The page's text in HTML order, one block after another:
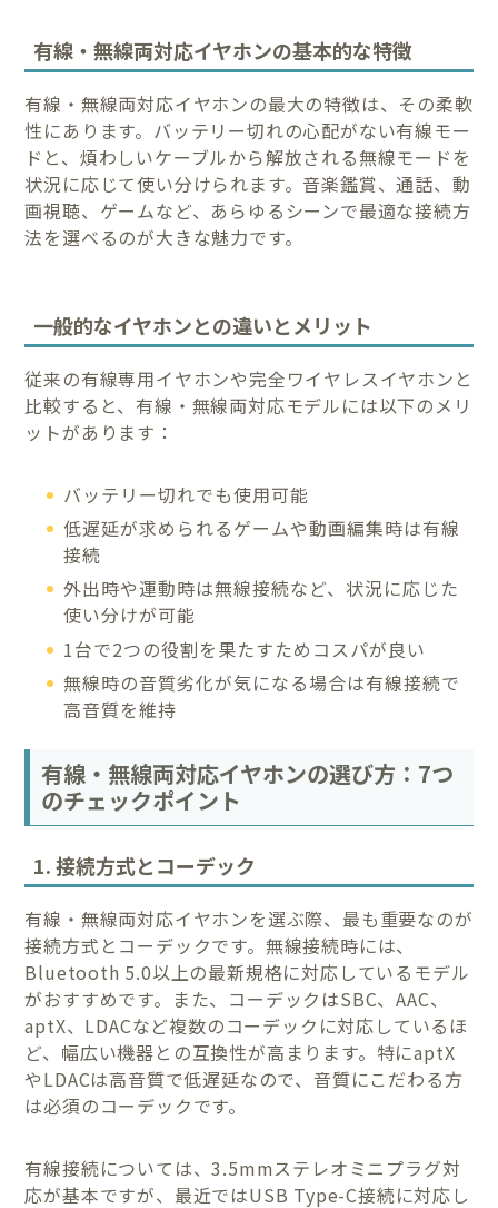
有線・無線両対応イヤホンの基本的な特徴
有線・無線両対応イヤホンの最大の特徴は、その柔軟
性にあります。バッテリー切れの心配がない有線モー
ドと、煩わしいケーブルから解放される無線モードを
状況に応じて使い分けられます。音楽鑑賞、通話、動
画視聴、ゲームなど、あらゆるシーンで最適な接続方
法を選べるのが大きな魅力です。
一般的なイヤホンとの違いとメリット
従来の有線専用イヤホンや完全ワイヤレスイヤホンと
比較すると、有線・無線両対応モデルには以下のメリ
ットがあります：
バッテリー切れでも使用可能
低遅延が求められるゲームや動画編集時は有線
接続
外出時や運動時は無線接続など、状況に応じた
使い分けが可能
1台で2つの役割を果たすためコスパが良い
無線時の音質劣化が気になる場合は有線接続で
高音質を維持
有線・無線両対応イヤホンの選び方：7つ
のチェックポイント
1. 接続方式とコーデック
有線・無線両対応イヤホンを選ぶ際、最も重要なのが
接続方式とコーデックです。無線接続時には、
Bluetooth 5.0以上の最新規格に対応しているモデル
がおすすめです。また、コーデックはSBC、AAC、
aptX、LDACなど複数のコーデックに対応しているほ
ど、幅広い機器との互換性が高まります。特にaptX
やLDACは高音質で低遅延なので、音質にこだわる方
は必須のコーデックです。
有線接続については、3.5mmステレオミニプラグ対
応が基本ですが、最近ではUSB Type-C接続に対応し